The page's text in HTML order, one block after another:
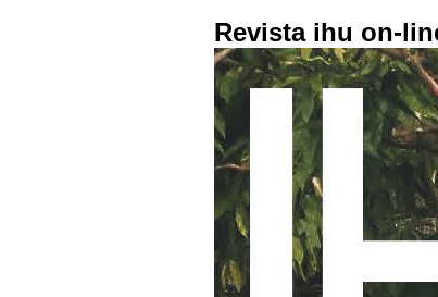
Revista ihu on-